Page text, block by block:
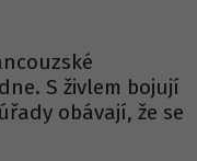
S živlem bojují
obávají, že se